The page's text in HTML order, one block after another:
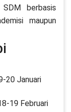
berbasis
maupun
20 Januari
19 Februari